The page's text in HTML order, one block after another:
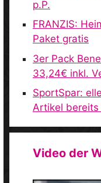
p.P.
FRANZIS:
Paket gratis
3er Pack
33,24€ inkl.
SportSpar:
Artikel bereits
Video der